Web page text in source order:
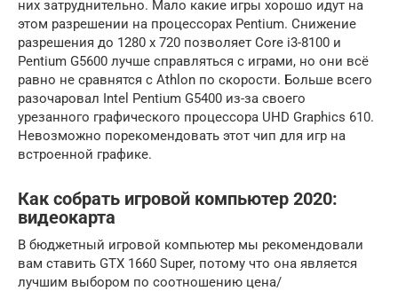
них затруднительно. Мало какие игры хорошо идут на
этом разрешении на процессорах Pentium. Снижение
разрешения до 1280 х 720 позволяет Core i3-8100 и
Pentium G5600 лучше справляться с играми, но они всё
равно не сравнятся с Athlon по скорости. Больше всего
разочаровал Intel Pentium G5400 из-за своего
урезанного графического процессора UHD Graphics 610.
Невозможно порекомендовать этот чип для игр на
встроенной графике.
Как собрать игровой компьютер 2020:
видеокарта
В бюджетный игровой компьютер мы рекомендовали
вам ставить GTX 1660 Super, потому что она является
лучшим выбором по соотношению цена/